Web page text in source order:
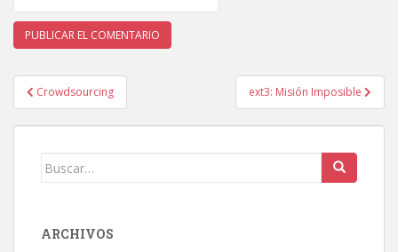
Navegación
de
entradas
Crowdsourcing ext3: Misión Imposible
Buscar:
ARCHIVOS